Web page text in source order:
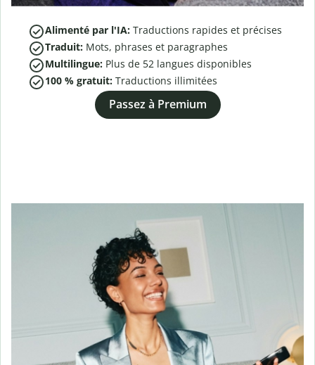
Alimenté par l'IA: Traductions rapides et précises
Traduit: Mots, phrases et paragraphes
Multilingue: Plus de 52 langues disponibles
100 % gratuit: Traductions illimitées
Passez à Premium